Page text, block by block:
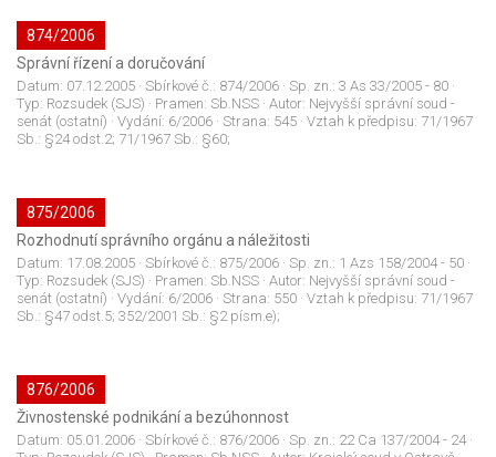
874/2006
Správní řízení a doručování
Datum: 07.12.2005 · Sbírkové č.: 874/2006 · Sp. zn.: 3 As 33/2005 - 80 ·
Typ: Rozsudek (SJS) · Pramen: Sb.NSS · Autor: Nejvyšší správní soud -
senát (ostatní) · Vydání: 6/2006 · Strana: 545 · Vztah k předpisu: 71/1967
Sb.: §24 odst.2; 71/1967 Sb.: §60;
875/2006
Rozhodnutí správního orgánu a náležitosti
Datum: 17.08.2005 · Sbírkové č.: 875/2006 · Sp. zn.: 1 Azs 158/2004 - 50 ·
Typ: Rozsudek (SJS) · Pramen: Sb.NSS · Autor: Nejvyšší správní soud -
senát (ostatní) · Vydání: 6/2006 · Strana: 550 · Vztah k předpisu: 71/1967
Sb.: §47 odst.5; 352/2001 Sb.: §2 písm.e);
876/2006
Živnostenské podnikání a bezúhonnost
Datum: 05.01.2006 · Sbírkové č.: 876/2006 · Sp. zn.: 22 Ca 137/2004 - 24·